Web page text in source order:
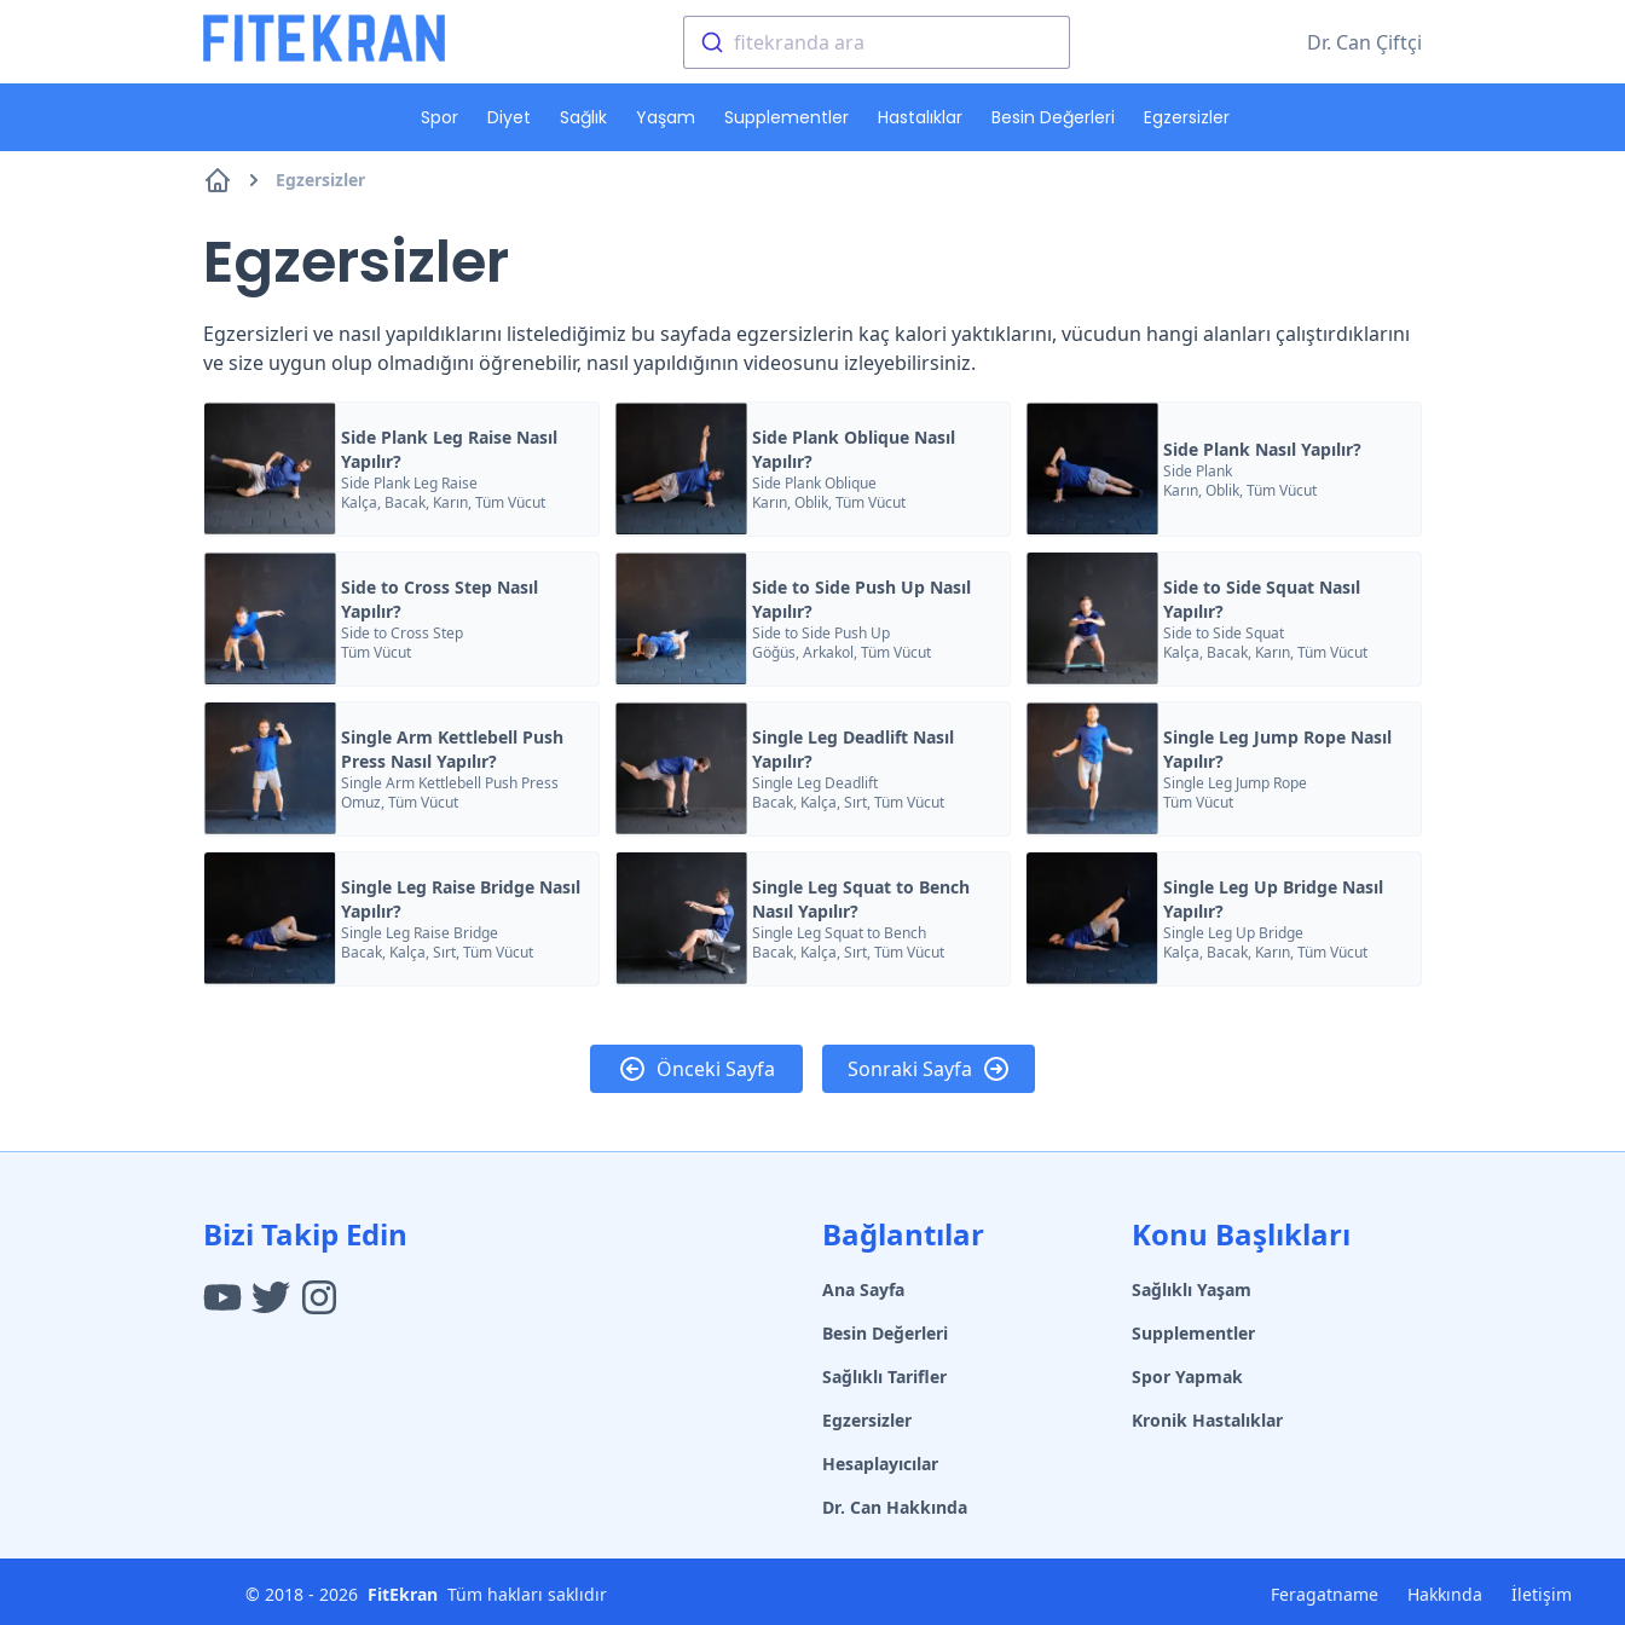
fitekranda ara Dr. Can Çiftçi
Spor Diyet Sağlık Yaşam Supplementler Hastalıklar Besin Değerleri Egzersizler
Egzersizler
Egzersizler
Egzersizleri ve nasıl yapıldıklarını listelediğimiz bu sayfada egzersizlerin kaç kalori yaktıklarını, vücudun hangi alanları çalıştırdıklarını
ve size uygun olup olmadığını öğrenebilir, nasıl yapıldığının videosunu izleyebilirsiniz.
Side Plank Leg Raise Nasıl
Yapılır?
Side Plank Leg Raise
Kalça, Bacak, Karın, Tüm Vücut
Side Plank Oblique Nasıl
Yapılır?
Side Plank Oblique
Karın, Oblik, Tüm Vücut
Side Plank Nasıl Yapılır?
Side Plank
Karın, Oblik, Tüm Vücut
Side to Cross Step Nasıl
Yapılır?
Side to Cross Step
Tüm Vücut
Side to Side Push Up Nasıl
Yapılır?
Side to Side Push Up
Göğüs, Arkakol, Tüm Vücut
Side to Side Squat Nasıl
Yapılır?
Side to Side Squat
Kalça, Bacak, Karın, Tüm Vücut
Single Arm Kettlebell Push
Press Nasıl Yapılır?
Single Arm Kettlebell Push Press
Omuz, Tüm Vücut
Single Leg Deadlift Nasıl
Yapılır?
Single Leg Deadlift
Bacak, Kalça, Sırt, Tüm Vücut
Single Leg Jump Rope Nasıl
Yapılır?
Single Leg Jump Rope
Tüm Vücut
Single Leg Raise Bridge Nasıl
Yapılır?
Single Leg Raise Bridge
Bacak, Kalça, Sırt, Tüm Vücut
Single Leg Squat to Bench
Nasıl Yapılır?
Single Leg Squat to Bench
Bacak, Kalça, Sırt, Tüm Vücut
Single Leg Up Bridge Nasıl
Yapılır?
Single Leg Up Bridge
Kalça, Bacak, Karın, Tüm Vücut
Önceki Sayfa Sonraki Sayfa
Bizi Takip Edin Bağlantılar
Ana Sayfa
Besin Değerleri
Sağlıklı Tarifler
Egzersizler
Hesaplayıcılar
Dr. Can Hakkında
Konu Başlıkları
Sağlıklı Yaşam
Supplementler
Spor Yapmak
Kronik Hastalıklar
© 2018 - 2026 FitEkran Tüm hakları saklıdır Feragatname Hakkında İletişim